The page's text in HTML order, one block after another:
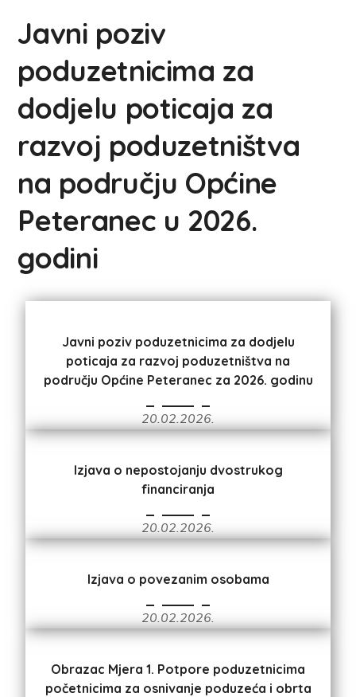
Javni poziv
poduzetnicima za
dodjelu poticaja za
razvoj poduzetništva
na području Općine
Peteranec u 2026.
godini
Javni poziv poduzetnicima za dodjelu
poticaja za razvoj poduzetništva na
području Općine Peteranec za 2026. godinu
20.02.2026.
Izjava o nepostojanju dvostrukog
financiranja
20.02.2026.
Izjava o povezanim osobama
20.02.2026.
Obrazac Mjera 1. Potpore poduzetnicima
početnicima za osnivanje poduzeća i obrta